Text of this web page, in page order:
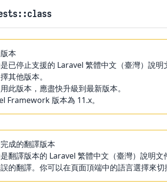
::class
本
已停止支援的 Laravel 繁體中文（臺灣）說
其他版本。
此版本，應盡快升級到最新版本。
Framework 版本為 11.x。
成的翻譯版本
翻譯版本的 Laravel 繁體中文（臺灣）說明
的翻譯。你可以在頁面頂端中的語言選擇來切